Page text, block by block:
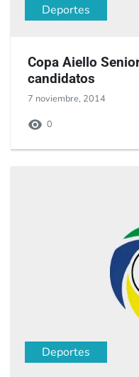
Deportes
Copa Aiello
candidatos
7 noviembre, 2014
0
Deportes